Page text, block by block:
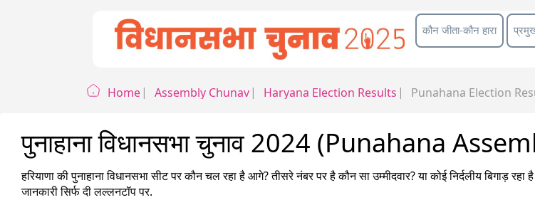
कौन जीता-कौन हारा
Home Assembly Chunav Haryana Election Results Punahana Election
पुनाहाना विधानसभा चुनाव 2024 (Punahana
हरियाणाकीपुनाहानाविधानसभा सीट पर कौन चल रहा है आगे? तीसरे नंबर पर है कौन सा उम्मीदवार? या कोई निर्दलीय
जानकारी सिर्फ दी लल्लनटॉप पर.